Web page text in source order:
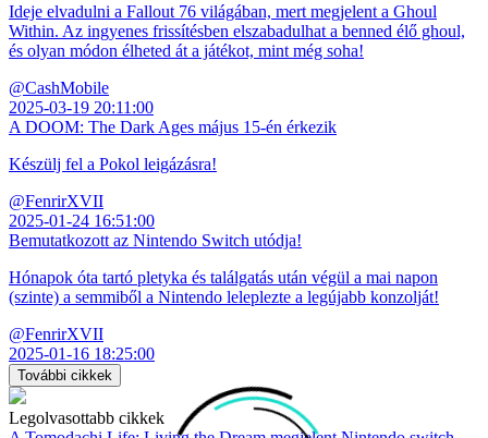
Ideje elvadulni a Fallout 76 világában, mert megjelent a Ghoul
Within. Az ingyenes frissítésben elszabadulhat a benned élő ghoul,
és olyan módon élheted át a játékot, mint még soha!
@CashMobile
2025-03-19 20:11:00
A DOOM: The Dark Ages május 15-én érkezik
Készülj fel a Pokol leigázásra!
@FenrirXVII
2025-01-24 16:51:00
Bemutatkozott az Nintendo Switch utódja!
Hónapok óta tartó pletyka és találgatás után végül a mai napon
(szinte) a semmiből a Nintendo leleplezte a legújabb konzolját!
@FenrirXVII
2025-01-16 18:25:00
További cikkek
Legolvasottabb cikkek